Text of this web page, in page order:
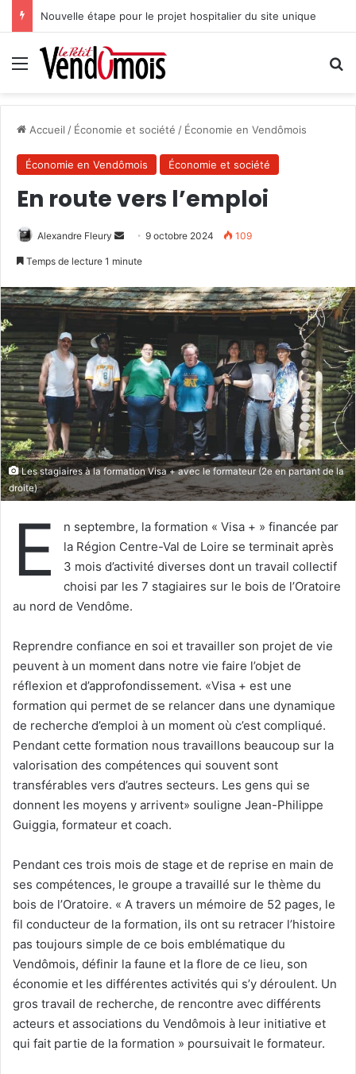
Nouvelle étape pour le projet hospitalier du site unique
Menu
Accueil / Économie et société / Économie en Vendômois
Économie en Vendômois Économie et société
En route vers l’emploi
Alexandre Fleury
o
y
u
n
c
o
r
r
i
e
l
9 octobre 2024 109
Temps de lecture 1 minute
Les stagiaires à la formation Visa + avec le formateur (2e en partant de la
droite)
E
n septembre, la formation « Visa + » financée par
la Région Centre-Val de Loire se terminait après
3 mois d’activité diverses dont un travail collectif
choisi par les 7 stagiaires sur le bois de l’Oratoire
au nord de Vendôme.
Reprendre confiance en soi et travailler son projet de vie
peuvent à un moment dans notre vie faire l’objet de
réflexion et d’approfondissement. «Visa + est une
formation qui permet de se relancer dans une dynamique
de recherche d’emploi à un moment où c’est compliqué.
Pendant cette formation nous travaillons beaucoup sur la
valorisation des compétences qui souvent sont
transférables vers d’autres secteurs. Les gens qui se
donnent les moyens y arrivent» souligne Jean-Philippe
Guiggia, formateur et coach.
Pendant ces trois mois de stage et de reprise en main de
ses compétences, le groupe a travaillé sur le thème du
bois de l’Oratoire. « A travers un mémoire de 52 pages, le
fil conducteur de la formation, ils ont su retracer l’histoire
pas toujours simple de ce bois emblématique du
Vendômois, définir la faune et la flore de ce lieu, son
économie et les différentes activités qui s’y déroulent. Un
gros travail de recherche, de rencontre avec différents
acteurs et associations du Vendômois à leur initiative et
qui fait partie de la formation » poursuivait le formateur.